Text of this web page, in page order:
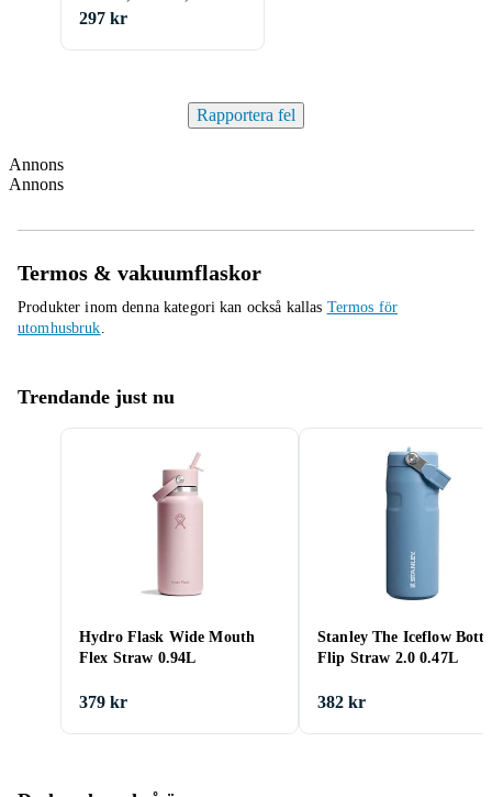
297 kr
Rapportera fel
Annons
Annons
Termos & vakuumflaskor
Produkter inom denna kategori kan också kallas Termos för
utomhusbruk.
Trendande just nu
Hydro Flask Wide Mouth
Flex Straw 0.94L
379 kr
Stanley The Iceflow
Flip Straw 2.0 0.47L
382 kr